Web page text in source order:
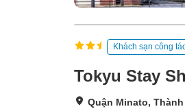
Khách sạn công
Tokyu Stay
Quận Minato,